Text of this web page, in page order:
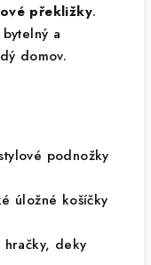
překližky.
a
domov.
podnožky
úložné košíčky
deky